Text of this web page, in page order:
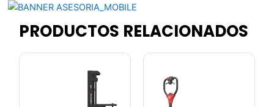
PRODUCTOS RELACIONADOS